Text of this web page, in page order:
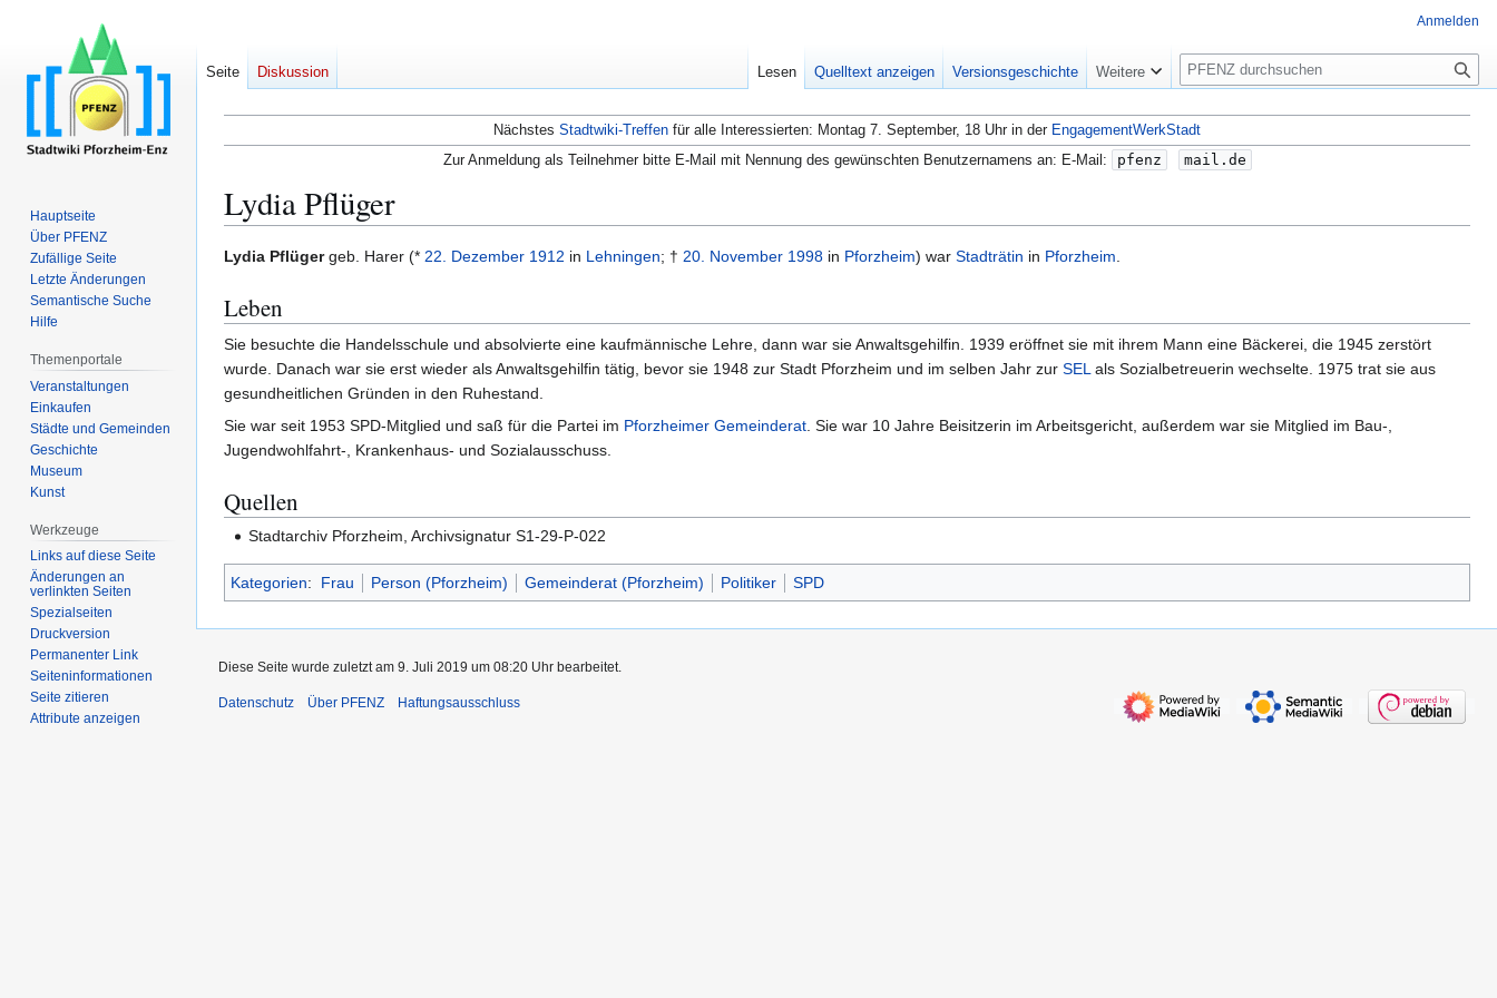
Nächstes Stadtwiki-Treffen für alle Interessierten: Montag 7. September, 18 Uhr in der EngagementWerkStadt
Zur Anmeldung als Teilnehmer bitte E-Mail mit Nennung des gewünschten Benutzernamens an: E-Mail:
pfenz mail.de
Lydia Pflüger
Zur
springen
Zur
springen
Lydia Pflügergeb. Harer (* 22. Dezember 1912 in Lehningen; † 20. November 1998 in Pforzheim) war Stadträtin in Pforzheim
Leben
Sie besuchte die Handelsschule und absolvierte eine kaufmännische Lehre, dann war sie Anwaltsgehilfin. 1939 eröffnet sie mit ihrem Mann eine Bäckerei, die 1945 zerstört
wurde. Danach war sie erst wieder als Anwaltsgehilfin tätig, bevor sie 1948 zur Stadt Pforzheim und im selben Jahr zur SEL als Sozialbetreuerin wechselte. 1975 trat sie aus
gesundheitlichen Gründen in den Ruhestand.
Sie war seit 1953 SPD-Mitglied und saß für die Partei im Pforzheimer Gemeinderat . Sie war 10 Jahre Beisitzerin im Arbeitsgericht, außerdem war sie Mitglied im Bau-,
Jugendwohlfahrt-, Krankenhaus- und Sozialausschuss.
Quellen
Stadtarchiv Pforzheim, Archivsignatur S1-29-P-022
Kategorien: Frau Person (Pforzheim) Gemeinderat (Pforzheim) Politiker SPD
Anmelden
Seite Diskussion Lesen Quelltext anzeigen Versionsgeschichte Weitere
S
u
c
h
e
Hauptseite
Über PFENZ
Zufällige Seite
Letzte Änderungen
Semantische Suche
Hilfe
Themenportale
Veranstaltungen
Einkaufen
Städte und Gemeinden
Geschichte
Museum
Kunst
Werkzeuge
Links auf diese Seite
Änderungen an
verlinkten Seiten
Spezialseiten
Druckversion
Permanenter Link
Seiten­­informationen
Seite zitieren
Attribute anzeigen
Diese Seite wurde zuletzt am 9. Juli 2019 um 08:20 Uhr bearbeitet.
Datenschutz Über PFENZ Haftungsausschluss